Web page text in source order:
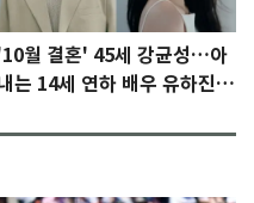
월 결혼' 45세 강균성…아
는 14세 연하 배우 유하진